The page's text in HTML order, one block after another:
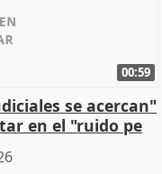
00:59
se acercan"
en el "ruido pe